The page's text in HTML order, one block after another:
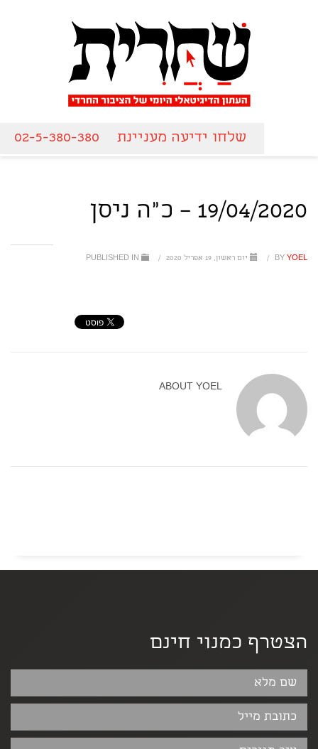
שלחו ידיעה מעניינת 02-5-380-380
19/04/2020 – כ"ה ניסן
BY YOEL
/ יום ראשון, 19 אפריל 2020 /
ABOUT YOEL
הצטרף כמנוי חינם